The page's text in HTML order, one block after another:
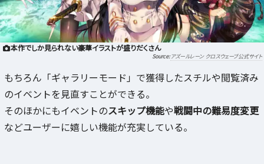
本作でしか見られない豪華イラストが盛りだくさん
アズールレーン クロスウェーブ公式サイト
もちろん「ギャラリーモード」で獲得したスチルや閲覧済み
のイベントを見直すことができる。
そのほかにもイベントのスキップ機能や戦闘中の難易度変更
などユーザーに嬉しい機能が充実している。